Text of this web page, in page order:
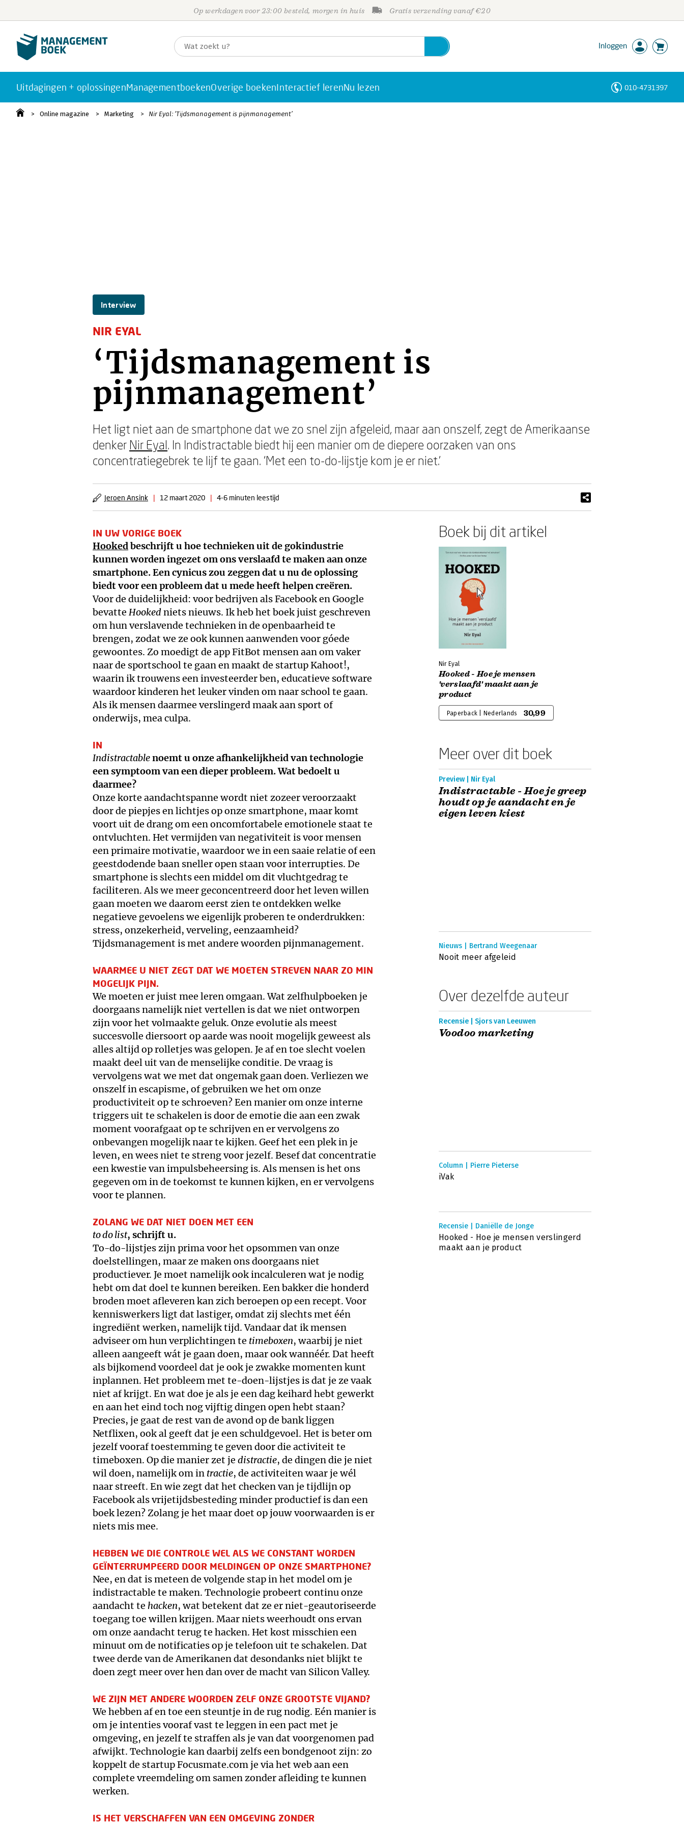
Op werkdagen voor 23:00 besteld, morgen in huis Gratis verzending vanaf €20
Inloggen
Uitdagingen + oplossingenManagementboekenOverige boekenInteractief lerenNu lezen 010-4731397
Online magazine Marketing Nir Eyal: ‘Tijdsmanagement is pijnmanagement’
Interview
NIR EYAL
‘Tijdsmanagement is
pijnmanagement’
Het ligt niet aan de smartphone dat we zo snel zijn afgeleid, maar aan onszelf, zegt de Amerikaanse
denker Nir Eyal. In Indistractable biedt hij een manier om de diepere oorzaken van ons
concentratiegebrek te lijf te gaan. ‘Met een to-do-lijstje kom je er niet.’
Jeroen Ansink | 12 maart 2020 | 4-6 minuten leestijd
IN UW VORIGE BOEK
Hookedbeschrijft u hoe technieken uit de gokindustrie
kunnen worden ingezet om ons verslaafd te maken aan onze
smartphone. Een cynicus zou zeggen dat u nu de oplossing
biedt voor een probleem dat u mede heeft helpen creëren.
Voor de duidelijkheid: voor bedrijven als Facebook en Google
bevatte Hookedniets nieuws. Ik heb het boek juist geschreven
om hun verslavende technieken in de openbaarheid te
brengen, zodat we ze ook kunnen aanwenden voor góede
gewoontes. Zo moedigt de app FitBot mensen aan om vaker
naar de sportschool te gaan en maakt de startup Kahoot!,
waarin ik trouwens een investeerder ben, educatieve software
waardoor kinderen het leuker vinden om naar school te gaan.
Als ik mensen daarmee verslingerd maak aan sport of
onderwijs, mea culpa.
IN
Indistractablenoemt u onze afhankelijkheid van technologie
een symptoom van een dieper probleem. Wat bedoelt u
daarmee?
Onze korte aandachtspanne wordt niet zozeer veroorzaakt
door de piepjes en lichtjes op onze smartphone, maar komt
voort uit de drang om een oncomfortabele emotionele staat te
ontvluchten. Het vermijden van negativiteit is voor mensen
een primaire motivatie, waardoor we in een saaie relatie of een
geestdodende baan sneller open staan voor interrupties. De
smartphone is slechts een middel om dit vluchtgedrag te
faciliteren. Als we meer geconcentreerd door het leven willen
gaan moeten we daarom eerst zien te ontdekken welke
negatieve gevoelens we eigenlijk proberen te onderdrukken:
stress, onzekerheid, verveling, eenzaamheid?
Tijdsmanagement is met andere woorden pijnmanagement.
WAARMEE U NIET ZEGT DAT WE MOETEN STREVEN NAAR ZO MIN
MOGELIJK PIJN.
We moeten er juist mee leren omgaan. Wat zelfhulpboeken je
doorgaans namelijk niet vertellen is dat we niet ontworpen
zijn voor het volmaakte geluk. Onze evolutie als meest
succesvolle diersoort op aarde was nooit mogelijk geweest als
alles altijd op rolletjes was gelopen. Je af en toe slecht voelen
maakt deel uit van de menselijke conditie. De vraag is
vervolgens wat we met dat ongemak gaan doen. Verliezen we
onszelf in escapisme, of gebruiken we het om onze
productiviteit op te schroeven? Een manier om onze interne
triggers uit te schakelen is door de emotie die aan een zwak
moment voorafgaat op te schrijven en er vervolgens zo
onbevangen mogelijk naar te kijken. Geef het een plek in je
leven, en wees niet te streng voor jezelf. Besef dat concentratie
een kwestie van impulsbeheersing is. Als mensen is het ons
gegeven om in de toekomst te kunnen kijken, en er vervolgens
voor te plannen.
ZOLANG WE DAT NIET DOEN MET EEN
to do list, schrijft u.
To-do-lijstjes zijn prima voor het opsommen van onze
doelstellingen, maar ze maken ons doorgaans niet
productiever. Je moet namelijk ook incalculeren wat je nodig
hebt om dat doel te kunnen bereiken. Een bakker die honderd
broden moet afleveren kan zich beroepen op een recept. Voor
kenniswerkers ligt dat lastiger, omdat zij slechts met één
ingrediënt werken, namelijk tijd. Vandaar dat ik mensen
adviseer om hun verplichtingen te timeboxen, waarbij je niet
alleen aangeeft wát je gaan doen, maar ook wannéér. Dat heeft
als bijkomend voordeel dat je ook je zwakke momenten kunt
inplannen. Het probleem met te-doen-lijstjes is dat je ze vaak
niet af krijgt. En wat doe je als je een dag keihard hebt gewerkt
en aan het eind toch nog vijftig dingen open hebt staan?
Precies, je gaat de rest van de avond op de bank liggen
Netflixen, ook al geeft dat je een schuldgevoel. Het is beter om
jezelf vooraf toestemming te geven door die activiteit te
timeboxen. Op die manier zet je distractie, de dingen die je niet
wil doen, namelijk om in tractie, de activiteiten waar je wél
naar streeft. En wie zegt dat het checken van je tijdlijn op
Facebook als vrijetijdsbesteding minder productief is dan een
boek lezen? Zolang je het maar doet op jouw voorwaarden is er
niets mis mee.
HEBBEN WE DIE CONTROLE WEL ALS WE CONSTANT WORDEN
GEÏNTERRUMPEERD DOOR MELDINGEN OP ONZE SMARTPHONE?
Nee, en dat is meteen de volgende stap in het model om je
indistractable te maken. Technologie probeert continu onze
aandacht te hacken, wat betekent dat ze er niet-geautoriseerde
toegang toe willen krijgen. Maar niets weerhoudt ons ervan
om onze aandacht terug te hacken. Het kost misschien een
minuut om de notificaties op je telefoon uit te schakelen. Dat
twee derde van de Amerikanen dat desondanks niet blijkt te
doen zegt meer over hen dan over de macht van Silicon Valley.
WE ZIJN MET ANDERE WOORDEN ZELF ONZE GROOTSTE VIJAND?
We hebben af en toe een steuntje in de rug nodig. Eén manier is
om je intenties vooraf vast te leggen in een pact met je
omgeving, en jezelf te straffen als je van dat voorgenomen pad
afwijkt. Technologie kan daarbij zelfs een bondgenoot zijn: zo
koppelt de startup Focusmate.com je via het web aan een
complete vreemdeling om samen zonder afleiding te kunnen
werken.
IS HET VERSCHAFFEN VAN EEN OMGEVING ZONDER
Boek bij dit artikel
Nir Eyal
Hooked - Hoe je mensen
'verslaafd' maakt aan je
product
Paperback | Nederlands 30,99
Meer over dit boek
Preview | Nir Eyal
Indistractable - Hoe je greep
houdt op je aandacht en je
eigen leven kiest
Nieuws | Bertrand Weegenaar
Nooit meer afgeleid
Over dezelfde auteur
Recensie | Sjors van Leeuwen
Voodoo marketing
Column | Pierre Pieterse
iVak
Recensie | Daniëlle de Jonge
Hooked - Hoe je mensen verslingerd
maakt aan je product
Personen